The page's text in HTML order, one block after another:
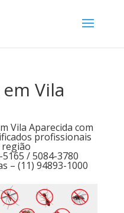
Vila
Vila Aparecida com
profissionais
/ 5084-3780
– (11) 94893-1000